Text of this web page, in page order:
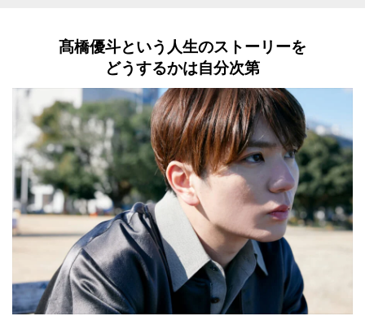
髙橋優斗という人生のストーリーを
どうするかは自分次第